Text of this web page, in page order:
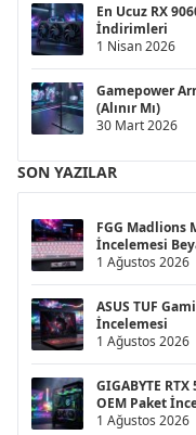
En Ucuz RX
İndirimleri
1 Nisan 2026
Gamepower
(Alınır Mı)
30 Mart 2026
SON YAZILAR
FGG Madlions
İncelemesi
1 Ağustos 2026
ASUS TUF
İncelemesi
1 Ağustos 2026
GIGABYTE
OEM Paket
1 Ağustos 2026